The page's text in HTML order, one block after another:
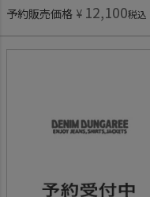
予約販売価格 ¥ 12,100税込